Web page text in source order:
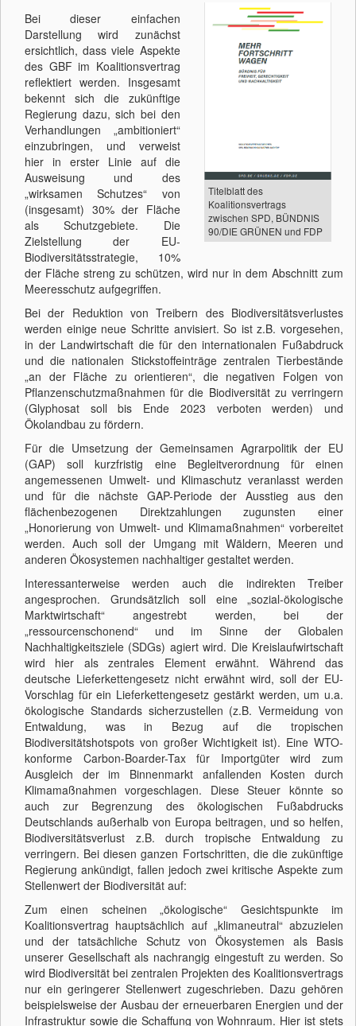
Titelblatt des
Koalitionsvertrags
zwischen SPD, BÜNDNIS
90/DIE GRÜNEN und FDP
Bei dieser einfachen
Darstellung wird zunächst
ersichtlich, dass viele Aspekte
des GBF im Koalitionsvertrag
reflektiert werden. Insgesamt
bekennt sich die zukünftige
Regierung dazu, sich bei den
Verhandlungen „ambitioniert“
einzubringen, und verweist
hier in erster Linie auf die
Ausweisung und des
„wirksamen Schutzes“ von
(insgesamt) 30% der Fläche
als Schutzgebiete. Die
Zielstellung der EU-
Biodiversitätsstrategie, 10%
der Fläche streng zu schützen, wird nur in dem Abschnitt zum
Meeresschutz aufgegriffen.
Bei der Reduktion von Treibern des Biodiversitätsverlustes
werden einige neue Schritte anvisiert. So ist z.B. vorgesehen,
in der Landwirtschaft die für den internationalen Fußabdruck
und die nationalen Stickstoffeinträge zentralen Tierbestände
„an der Fläche zu orientieren“, die negativen Folgen von
Pflanzenschutzmaßnahmen für die Biodiversität zu verringern
(Glyphosat soll bis Ende 2023 verboten werden) und
Ökolandbau zu fördern.
Für die Umsetzung der Gemeinsamen Agrarpolitik der EU
(GAP) soll kurzfristig eine Begleitverordnung für einen
angemessenen Umwelt- und Klimaschutz veranlasst werden
und für die nächste GAP-Periode der Ausstieg aus den
flächenbezogenen Direktzahlungen zugunsten einer
„Honorierung von Umwelt- und Klimamaßnahmen“ vorbereitet
werden. Auch soll der Umgang mit Wäldern, Meeren und
anderen Ökosystemen nachhaltiger gestaltet werden.
Interessanterweise werden auch die indirekten Treiber
angesprochen. Grundsätzlich soll eine „sozial-ökologische
Marktwirtschaft“ angestrebt werden, bei der
„ressourcenschonend“ und im Sinne der Globalen
Nachhaltigkeitsziele (SDGs) agiert wird. Die Kreislaufwirtschaft
wird hier als zentrales Element erwähnt. Während das
deutsche Lieferkettengesetz nicht erwähnt wird, soll der EU-
Vorschlag für ein Lieferkettengesetz gestärkt werden, um u.a.
ökologische Standards sicherzustellen (z.B. Vermeidung von
Entwaldung, was in Bezug auf die tropischen
Biodiversitätshotspots von großer Wichtigkeit ist). Eine WTO-
konforme Carbon-Boarder-Tax für Importgüter wird zum
Ausgleich der im Binnenmarkt anfallenden Kosten durch
Klimamaßnahmen vorgeschlagen. Diese Steuer könnte so
auch zur Begrenzung des ökologischen Fußabdrucks
Deutschlands außerhalb von Europa beitragen, und so helfen,
Biodiversitätsverlust z.B. durch tropische Entwaldung zu
verringern. Bei diesen ganzen Fortschritten, die die zukünftige
Regierung ankündigt, fallen jedoch zwei kritische Aspekte zum
Stellenwert der Biodiversität auf:
Zum einen scheinen „ökologische“ Gesichtspunkte im
Koalitionsvertrag hauptsächlich auf „klimaneutral“ abzuzielen
und der tatsächliche Schutz von Ökosystemen als Basis
unserer Gesellschaft als nachrangig eingestuft zu werden. So
wird Biodiversität bei zentralen Projekten des Koalitionsvertrags
nur ein geringerer Stellenwert zugeschrieben. Dazu gehören
beispielsweise der Ausbau der erneuerbaren Energien und der
Infrastruktur sowie die Schaffung von Wohnraum. Hier ist stets